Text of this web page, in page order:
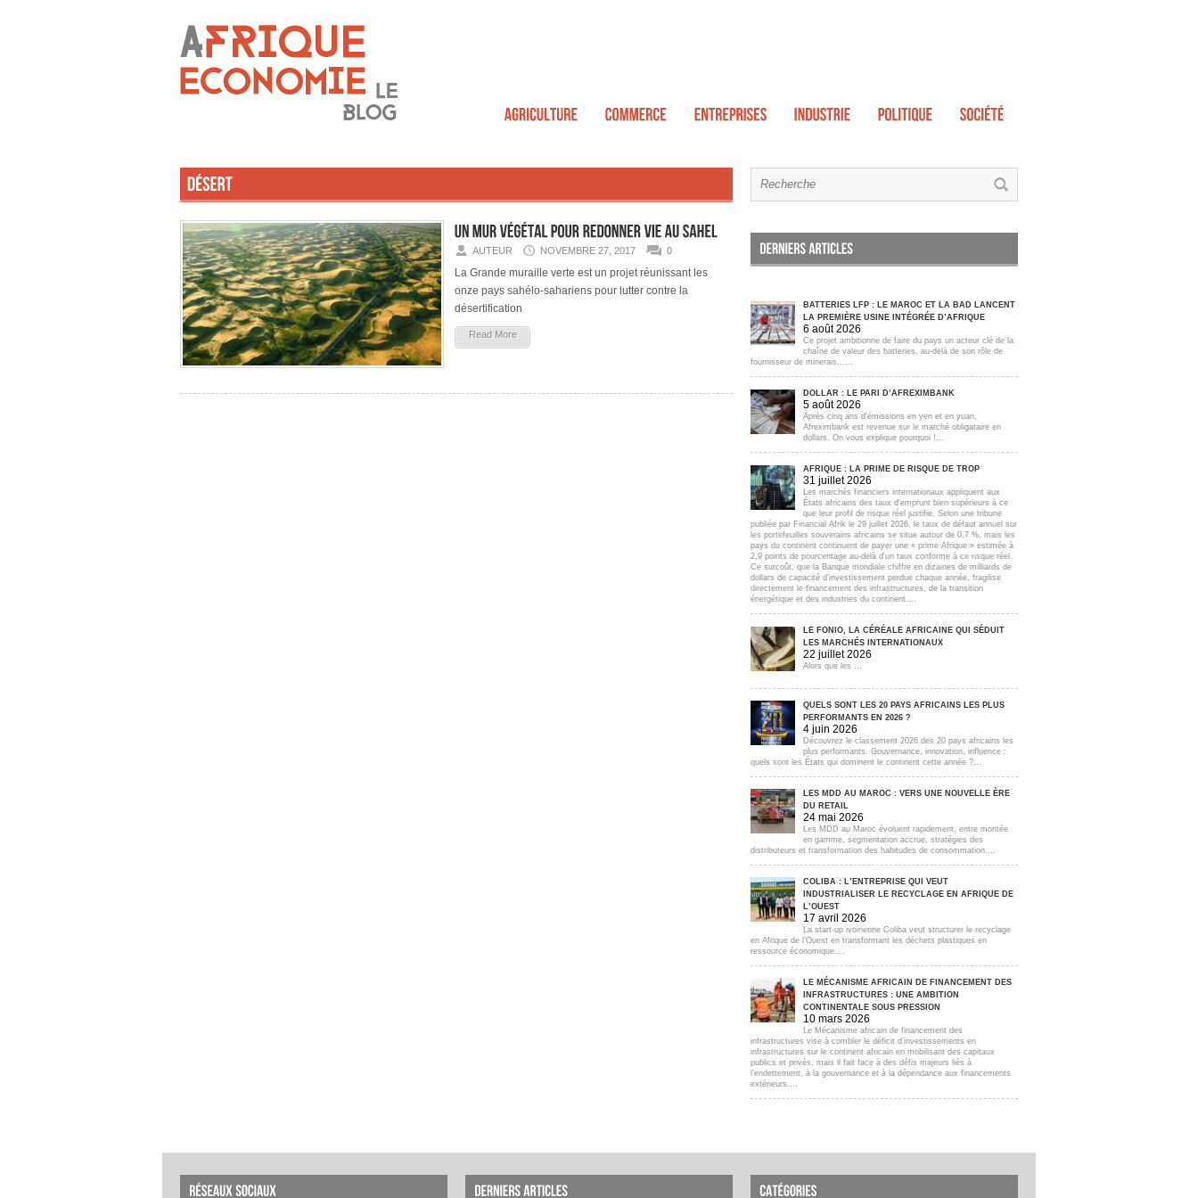
AUTEUR NOVEMBRE 27, 2017 0
La Grande muraille verte est un projet réunissant les
onze pays sahélo-sahariens pour lutter contre la
désertification
Read More
BATTERIES LFP : LE MAROC ET LA BAD LANCENT
LA PREMIÈRE USINE INTÉGRÉE D’AFRIQUE
6 août 2026
Ce projet ambitionne de faire du pays un acteur clé de la
chaîne de valeur des batteries, au-delà de son rôle de
fournisseur de minerais......
DOLLAR : LE PARI D’AFREXIMBANK
5 août 2026
Après cinq ans d'émissions en yen et en yuan,
Afreximbank est revenue sur le marché obligataire en
dollars. On vous explique pourquoi !...
AFRIQUE : LA PRIME DE RISQUE DE TROP
31 juillet 2026
Les marchés financiers internationaux appliquent aux
États africains des taux d'emprunt bien supérieurs à ce
que leur profil de risque réel justifie. Selon une tribune
publiée par Financial Afrik le 29 juillet 2026, le taux de défaut annuel sur
les portefeuilles souverains africains se situe autour de 0,7 %, mais les
pays du continent continuent de payer une « prime Afrique » estimée à
2,9 points de pourcentage au-delà d'un taux conforme à ce risque réel.
Ce surcoût, que la Banque mondiale chiffre en dizaines de milliards de
dollars de capacité d'investissement perdue chaque année, fragilise
directement le financement des infrastructures, de la transition
énergétique et des industries du continent....
LE FONIO, LA CÉRÉALE AFRICAINE QUI SÉDUIT
LES MARCHÉS INTERNATIONAUX
22 juillet 2026
Alors que les ...
QUELS SONT LES 20 PAYS AFRICAINS LES PLUS
PERFORMANTS EN 2026 ?
4 juin 2026
Découvrez le classement 2026 des 20 pays africains les
plus performants. Gouvernance, innovation, influence :
quels sont les États qui dominent le continent cette année ?...
LES MDD AU MAROC : VERS UNE NOUVELLE ÈRE
DU RETAIL
24 mai 2026
Les MDD au Maroc évoluent rapidement, entre montée
en gamme, segmentation accrue, stratégies des
distributeurs et transformation des habitudes de consommation....
COLIBA : L’ENTREPRISE QUI VEUT
INDUSTRIALISER LE RECYCLAGE EN AFRIQUE DE
L’OUEST
17 avril 2026
La start-up ivoirienne Coliba veut structurer le recyclage
en Afrique de l’Ouest en transformant les déchets plastiques en
ressource économique....
LE MÉCANISME AFRICAIN DE FINANCEMENT DES
INFRASTRUCTURES : UNE AMBITION
CONTINENTALE SOUS PRESSION
10 mars 2026
Le Mécanisme africain de financement des
infrastructures vise à combler le déficit d’investissements en
infrastructures sur le continent africain en mobilisant des capitaux
publics et privés, mais il fait face à des défis majeurs liés à
l’endettement, à la gouvernance et à la dépendance aux financements
extérieurs....